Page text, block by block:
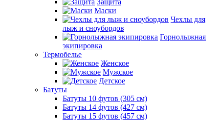
Защита
Маски
Чехлы для
лыж и сноубордов
Горнолыжная
экипировка
Термобелье
Женское
Мужское
Детское
Батуты
Батуты 10 футов (305 см)
Батуты 14 футов (427 см)
Батуты 15 футов (457 см)